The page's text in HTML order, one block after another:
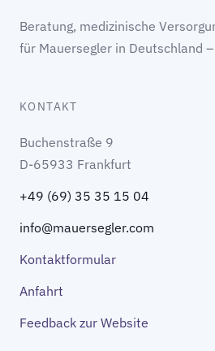
Beratung, medizinische
für Mauersegler in Deutschland
KONTAKT
Buchenstraße 9
D-65933 Frankfurt
+49 (69) 35 35 15 04
info@mauersegler.com
Kontaktformular
Anfahrt
Feedback zur Website